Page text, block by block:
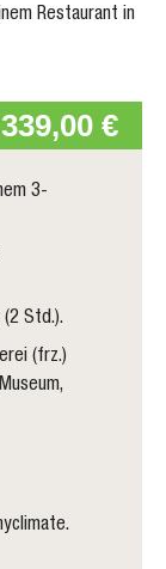
Restaurant in
€
3-
Std.).
(frz.)